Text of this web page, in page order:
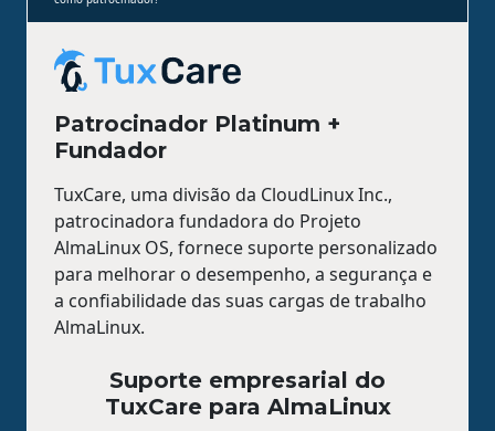
Patrocinador Platinum +
Fundador
TuxCare, uma divisão da CloudLinux Inc.,
patrocinadora fundadora do Projeto
AlmaLinux OS, fornece suporte personalizado
para melhorar o desempenho, a segurança e
a confiabilidade das suas cargas de trabalho
AlmaLinux.
Suporte empresarial do
TuxCare para AlmaLinux